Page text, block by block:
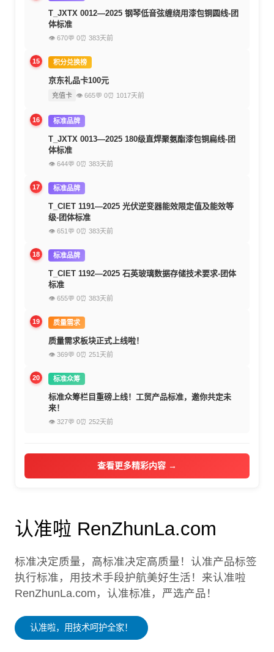
T_JXTX 0012—2025 钢琴低音弦缠绕用漆包铜圆线-团
体标准
👁 670💬 0⏰ 383天前
15 积分兑换榜
京东礼品卡100元
充值卡 👁 665💬 0⏰ 1017天前
16 标准品牌
T_JXTX 0013—2025 180级直焊聚氨酯漆包铜扁线-团
体标准
👁 644💬 0⏰ 383天前
17 标准品牌
T_CIET 1191—2025 光伏逆变器能效限定值及能效等
级-团体标准
👁 651 💬 0⏰ 383天前
18 标准品牌
T_CIET 1192—2025 石英玻璃数据存储技术要求-团体
标准
👁 655💬 0⏰ 383天前
19 质量需求
质量需求板块正式上线啦！
👁 369💬 0⏰ 251天前
20 标准众筹
标准众筹栏目重磅上线！工贸产品标准，邀你共定未
来！
👁 327💬 0⏰ 252天前
查看更多精彩内容 →
认准啦 RenZhunLa.com
标准决定质量，高标准决定高质量！认准产品标签
执行标准，用技术手段护航美好生活！来认准啦
RenZhunLa.com，认准标准，严选产品！
认准啦，用技术呵护全家！